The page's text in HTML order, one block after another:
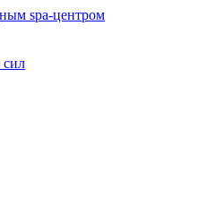
spa-центром